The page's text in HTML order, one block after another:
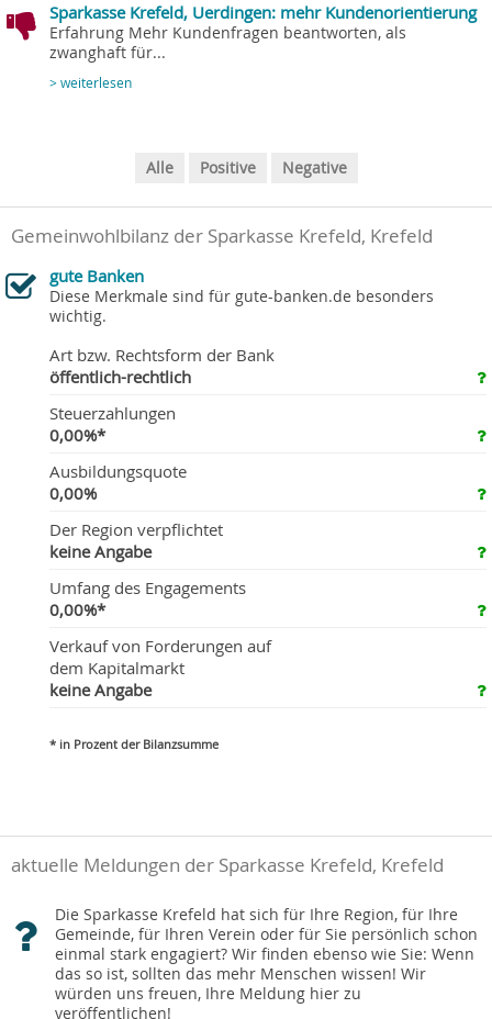
Sparkasse Krefeld, Uerdingen: mehr Kundenorientierung
Erfahrung Mehr Kundenfragen beantworten, als
zwanghaft für...
> weiterlesen
Alle Positive Negative
Gemeinwohlbilanz der Sparkasse Krefeld, Krefeld
gute Banken
Diese Merkmale sind für gute-banken.de besonders
wichtig.
Art bzw. Rechtsform der Bank
öffentlich-rechtlich
Steuerzahlungen
0,00%*
Ausbildungsquote
0,00%
Der Region verpflichtet
keine Angabe
Umfang des Engagements
0,00%*
Verkauf von Forderungen auf
dem Kapitalmarkt
keine Angabe
* in Prozent der Bilanzsumme
aktuelle Meldungen der Sparkasse Krefeld, Krefeld
Die Sparkasse Krefeld hat sich für Ihre Region, für Ihre
Gemeinde, für Ihren Verein oder für Sie persönlich schon
einmal stark engagiert? Wir finden ebenso wie Sie: Wenn
das so ist, sollten das mehr Menschen wissen! Wir
würden uns freuen, Ihre Meldung hier zu
veröffentlichen!